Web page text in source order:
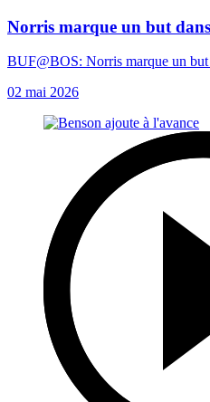
Norris marque un but
BUF@BOS: Norris marque un but
02 mai 2026